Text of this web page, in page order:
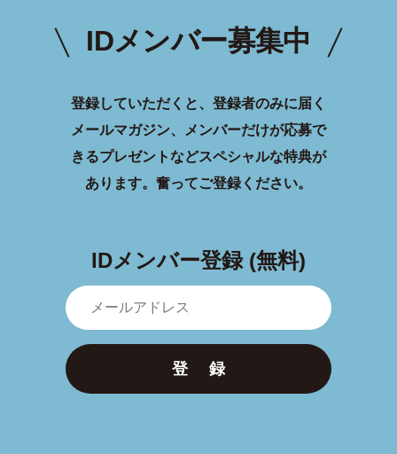
IDメンバー募集中
登録していただくと、登録者のみに届く
メールマガジン、メンバーだけが応募で
きるプレゼントなどスペシャルな特典が
あります。 奮ってご登録ください。
IDメンバー登録 (無料)
登 録